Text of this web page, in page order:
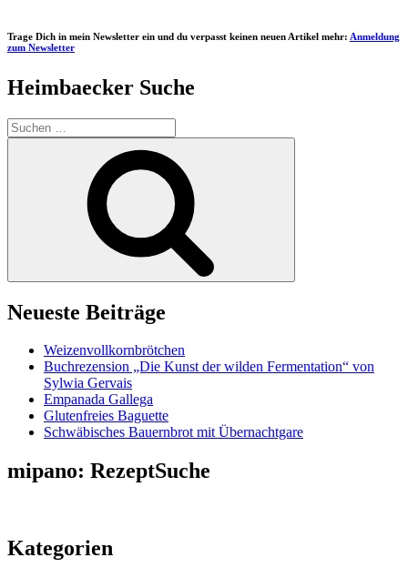
Trage Dich in mein Newsletter ein und du verpasst keinen neuen Artikel mehr: Anmeldung
zum Newsletter
Heimbaecker Suche
Suchen
nach:
Neueste Beiträge
Weizenvollkornbrötchen
Buchrezension „Die Kunst der wilden Fermentation“ von
Sylwia Gervais
Empanada Gallega
Glutenfreies Baguette
Schwäbisches Bauernbrot mit Übernachtgare
mipano: RezeptSuche
Kategorien